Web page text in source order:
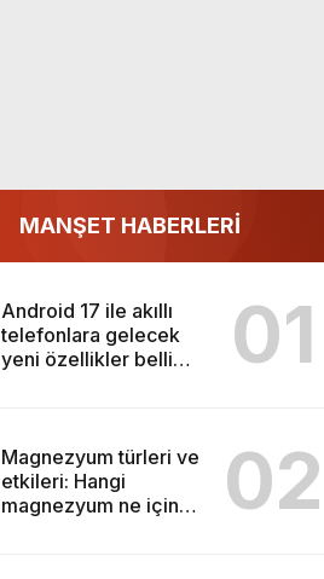
MANŞET HABERLERİ
Android 17 ile akıllı
telefonlara gelecek
yeni özellikler belli
01
Magnezyum türleri ve
etkileri: Hangi
magnezyum ne için
02